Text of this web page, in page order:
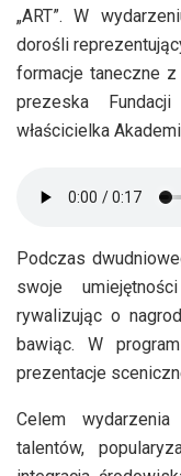
„ART”. W
dorośli
formacje taneczne
prezeska
właścicielka
Podczas
swoje
rywalizując o
bawiąc. W
prezentacje
Celem
talentów,